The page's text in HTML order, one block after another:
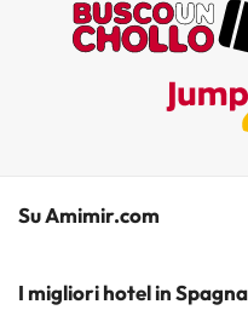
Su Amimir.com
Il Nostro Team
I migliori hotel in Spagna